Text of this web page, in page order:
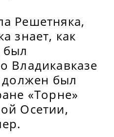
Решетняка,
знает, как
Владикавказе
был
«Торне»
Осетии,